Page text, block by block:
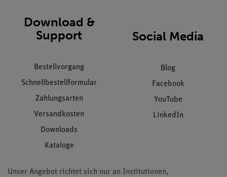
Download &
Support
Bestellvorgang
Schnellbestellformular
Zahlungsarten
Versandkosten
Downloads
Kataloge
Social Media
Blog
Facebook
YouTube
LinkedIn
Unser Angebot richtet sich nur an Institutionen,